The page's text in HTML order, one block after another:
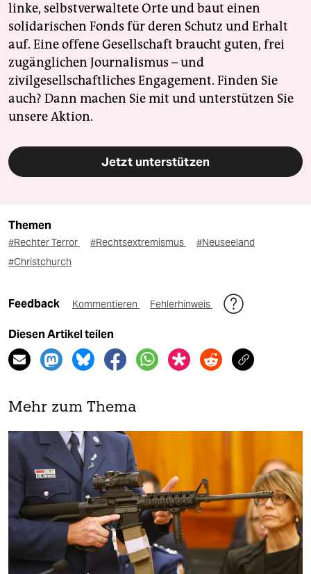
linke, selbstverwaltete Orte und baut einen
solidarischen Fonds für deren Schutz und Erhalt
auf. Eine offene Gesellschaft braucht guten, frei
zugänglichen Journalismus – und
zivilgesellschaftliches Engagement. Finden Sie
auch? Dann machen Sie mit und unterstützen Sie
unsere Aktion.
Jetzt unterstützen
Themen
#Rechter Terror #Rechtsextremismus
#Neuseeland
#Christchurch
Feedback Kommentieren Fehlerhinweis
Diesen Artikel teilen
Mehr zum Thema